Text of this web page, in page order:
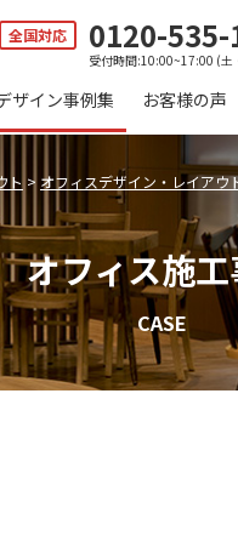
全国対応 0120-535-
受付時間:10:00~17:00 (土
ザイン事例集 お客様の声
ト > オフィスデザイン・レイアウ
オフィス施
CASE